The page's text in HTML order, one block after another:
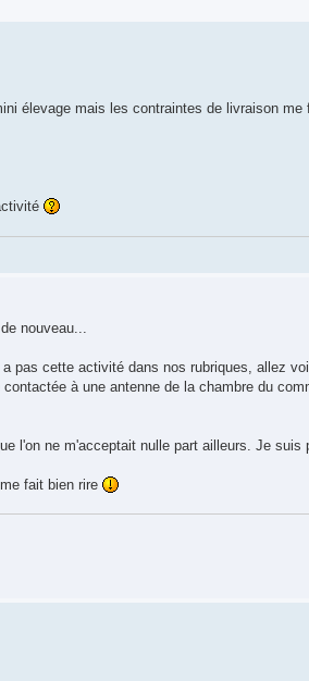
élevage mais les contraintes de livraison me
nouveau...
pas cette activité dans nos rubriques, allez
à une antenne de la chambre du
l'on ne m'acceptait nulle part ailleurs. Je suis
fait bien rire